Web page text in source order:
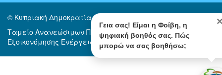
© Κυπριακή Δημοκρατία 2020
Ταμείο Ανανεώσιμων Πηγών Ενέργειας και
Εξοικονόμησης Ενέργειας
Γεια σας! Είμαι η Φοίβη, η
ψηφιακή βοηθός σας. Πώς
μπορώ να σας βοηθήσω;